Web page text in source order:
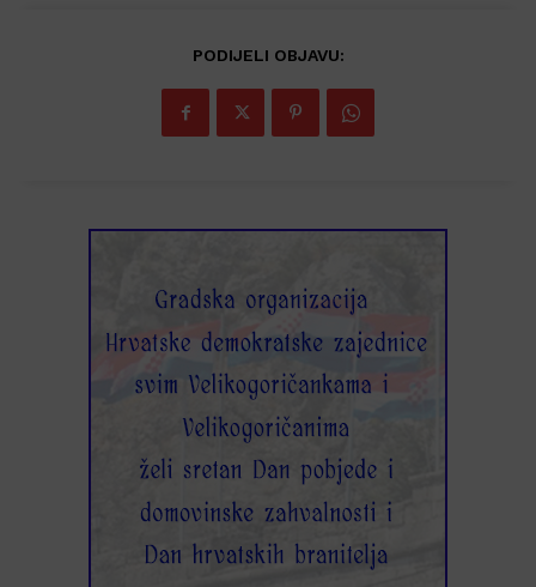
PODIJELI OBJAVU: